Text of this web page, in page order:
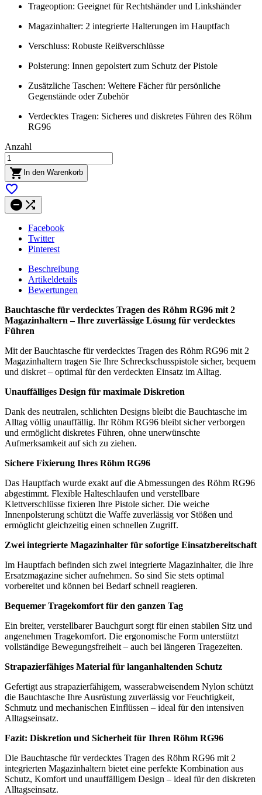
Trageoption: Geeignet für Rechtshänder und Linkshänder
Magazinhalter: 2 integrierte Halterungen im Hauptfach
Verschluss: Robuste Reißverschlüsse
Polsterung: Innen gepolstert zum Schutz der Pistole
Zusätzliche Taschen: Weitere Fächer für persönliche
Gegenstände oder Zubehör
Verdecktes Tragen: Sicheres und diskretes Führen des Röhm
RG96
Anzahl
 In den Warenkorb

 
Facebook
Twitter
Pinterest
Beschreibung
Artikeldetails
Bewertungen
Bauchtasche für verdecktes Tragen des Röhm RG96 mit 2
Magazinhaltern – Ihre zuverlässige Lösung für verdecktes
Führen
Mit der Bauchtasche für verdecktes Tragen des Röhm RG96 mit 2
Magazinhaltern tragen Sie Ihre Schreckschusspistole sicher, bequem
und diskret – optimal für den verdeckten Einsatz im Alltag.
Unauffälliges Design für maximale Diskretion
Dank des neutralen, schlichten Designs bleibt die Bauchtasche im
Alltag völlig unauffällig. Ihr Röhm RG96 bleibt sicher verborgen
und ermöglicht diskretes Führen, ohne unerwünschte
Aufmerksamkeit auf sich zu ziehen.
Sichere Fixierung Ihres Röhm RG96
Das Hauptfach wurde exakt auf die Abmessungen des Röhm RG96
abgestimmt. Flexible Halteschlaufen und verstellbare
Klettverschlüsse fixieren Ihre Pistole sicher. Die weiche
Innenpolsterung schützt die Waffe zuverlässig vor Stößen und
ermöglicht gleichzeitig einen schnellen Zugriff.
Zwei integrierte Magazinhalter für sofortige Einsatzbereitschaft
Im Hauptfach befinden sich zwei integrierte Magazinhalter, die Ihre
Ersatzmagazine sicher aufnehmen. So sind Sie stets optimal
vorbereitet und können bei Bedarf schnell reagieren.
Bequemer Tragekomfort für den ganzen Tag
Ein breiter, verstellbarer Bauchgurt sorgt für einen stabilen Sitz und
angenehmen Tragekomfort. Die ergonomische Form unterstützt
vollständige Bewegungsfreiheit – auch bei längeren Tragezeiten.
Strapazierfähiges Material für langanhaltenden Schutz
Gefertigt aus strapazierfähigem, wasserabweisendem Nylon schützt
die Bauchtasche Ihre Ausrüstung zuverlässig vor Feuchtigkeit,
Schmutz und mechanischen Einflüssen – ideal für den intensiven
Alltagseinsatz.
Fazit: Diskretion und Sicherheit für Ihren Röhm RG96
Die Bauchtasche für verdecktes Tragen des Röhm RG96 mit 2
integrierten Magazinhaltern bietet eine perfekte Kombination aus
Schutz, Komfort und unauffälligem Design – ideal für den diskreten
Alltagseinsatz.